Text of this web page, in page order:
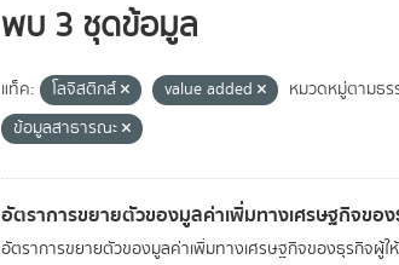
พบ 3 ชุดข้อมูล
แท็ค: โลจิสติกส์ value added
หมวดหมู่ตามธ
ข้อมูลสาธารณะ
อัตราการขยายตัวของมูลค่าเพิ่มทางเศรษฐกิจขอ
อัตราการขยายตัวของมูลค่าเพิ่มทางเศรษฐกิจของธุรกิจผู้ใ